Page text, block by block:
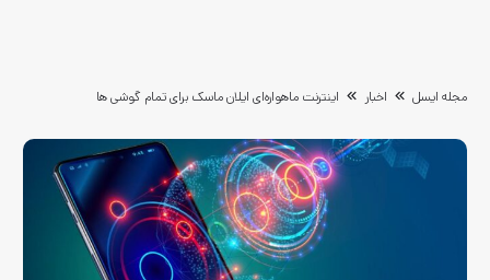
مجله ایسل اخبار اینترنت ماهواره‌ای ایلان ماسک برای تمام گوشی ها